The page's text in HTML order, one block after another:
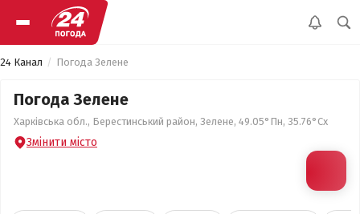
24 Канал Погода Зелене
Погода Зелене
Харківська обл., Берестинський район, Зелене, 49.05°Пн, 35.76°Сх
Змінити місто